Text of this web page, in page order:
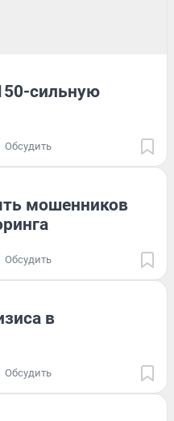
сильную
Обсудить
мошенников
Обсудить
в
Обсудить